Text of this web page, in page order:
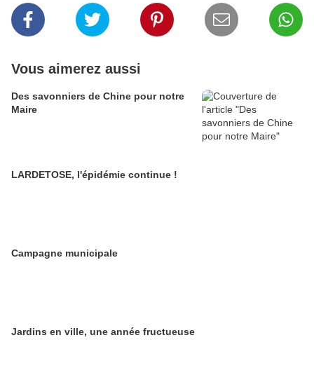
Vous aimerez aussi
Des savonniers de Chine pour notre
Maire
LARDETOSE, l'épidémie continue !
Campagne municipale
Jardins en ville, une année fructueuse